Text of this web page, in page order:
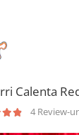
Calenta
4 Review-